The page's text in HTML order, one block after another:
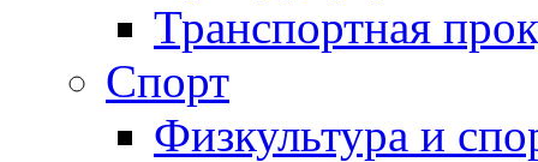
Транспортная
Спорт
Физкультура и